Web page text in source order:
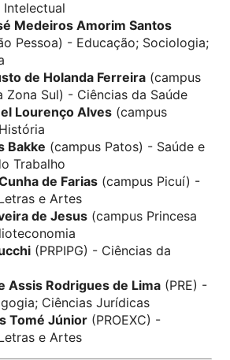
Medeiros Amorim Santos
Pessoa) - Educação; Sociologia;
de Holanda Ferreira(campus
Zona Sul) - Ciências da Saúde
Lourenço Alves(campus
Bakke (campus Patos) - Saúde e
Trabalho
de Farias(campus Picuí) -
e Artes
de Jesus(campus Princesa
(PRPIPG) - Ciências da
Assis Rodrigues de Lima(PRE) -
Ciências Jurídicas
Tomé Júnior(PROEXC) -
e Artes